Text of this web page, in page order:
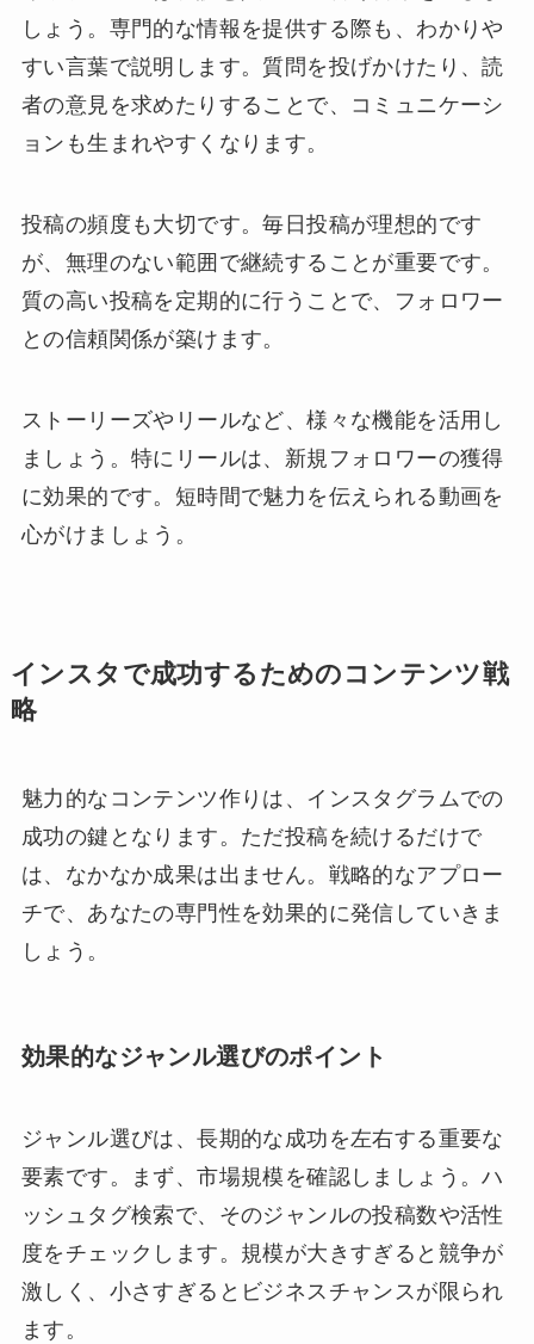
しょう。専門的な情報を提供する際も、わかりや
すい言葉で説明します。質問を投げかけたり、読
者の意見を求めたりすることで、コミュニケーシ
ョンも生まれやすくなります。
投稿の頻度も大切です。毎日投稿が理想的です
が、無理のない範囲で継続することが重要です。
質の高い投稿を定期的に行うことで、フォロワー
との信頼関係が築けます。
ストーリーズやリールなど、様々な機能を活用し
ましょう。特にリールは、新規フォロワーの獲得
に効果的です。短時間で魅力を伝えられる動画を
心がけましょう。
インスタで成功するためのコンテンツ戦
略
魅力的なコンテンツ作りは、インスタグラムでの
成功の鍵となります。ただ投稿を続けるだけで
は、なかなか成果は出ません。戦略的なアプロー
チで、あなたの専門性を効果的に発信していきま
しょう。
効果的なジャンル選びのポイント
ジャンル選びは、長期的な成功を左右する重要な
要素です。まず、市場規模を確認しましょう。ハ
ッシュタグ検索で、そのジャンルの投稿数や活性
度をチェックします。規模が大きすぎると競争が
激しく、小さすぎるとビジネスチャンスが限られ
ます。